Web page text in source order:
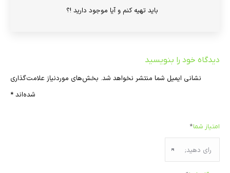
باید تهیه کنم و آیا موجود دارید !؟
دیدگاه خود را بنویسید
نشانی ایمیل شما منتشر نخواهد شد. بخش‌های موردنیاز علامت‌گذاری
شده‌اند *
امتیاز شما*